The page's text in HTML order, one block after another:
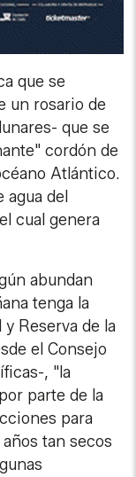
que se
un rosario de
que se
cordón de
Atlántico.
agua del
cual genera
abundan
tenga la
Reserva de la
el Consejo
, "la
parte de la
para
tan secos